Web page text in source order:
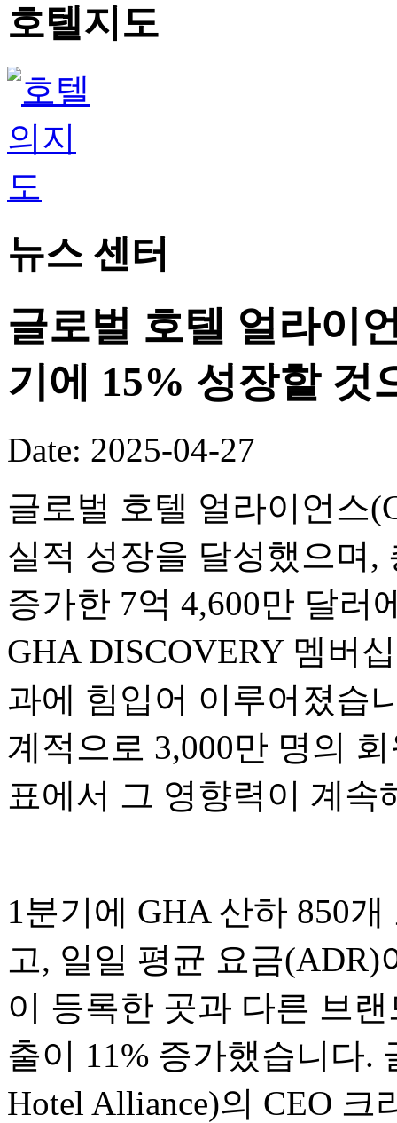
호텔지도
뉴스 센터
글로벌 호텔 얼라이
기에 15% 성장할 것
Date: 2025-04-27
글로벌 호텔 얼라이언스
실적 성장을 달성했으며,
증가한 7억 4,600만 달러
GHA DISCOVERY 멤버
과에 힘입어 이루어졌습
계적으로 3,000만 명의
표에서 그 영향력이 계속
1분기에 GHA 산하 850
고, 일일 평균 요금
이 등록한 곳과 다른 브
출이 11% 증가했습니다.
Hotel Alliance)의 CEO